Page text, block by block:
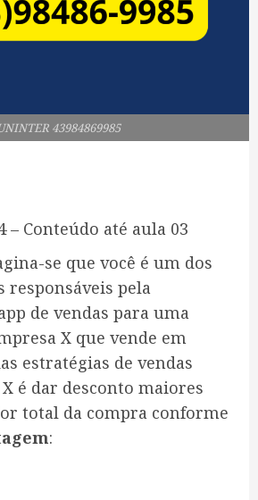
43984869985
– Conteúdo até aula 03
se que você é um dos
responsáveis pela
de vendas para uma
X que vende em
estratégias de vendas
é dar desconto maiores
total da compra conforme
: